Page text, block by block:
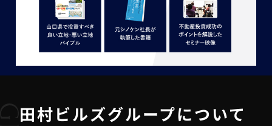
田村ビルズグループについて